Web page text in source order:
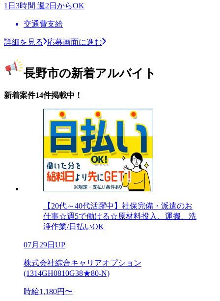
1日3時間 週2日からOK
交通費支給
詳細を見る 応募画面に進む
長野市の新着アルバイト
新着案件14件掲載中！
【20代～40代活躍中】社保完備・派遣のお
仕事☆週5で働ける☆原材料投入、運搬、洗
浄作業/日払いOK
07月29日UP
株式会社綜合キャリアオプション
(1314GH0810G38★80-N)
時給1,180円〜